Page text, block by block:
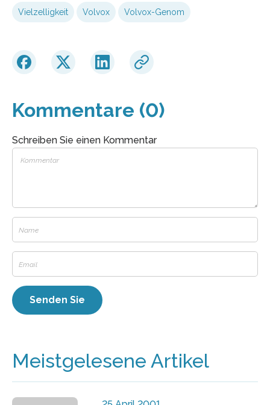
Vielzelligkeit Volvox Volvox-Genom
Kommentare (0)
Schreiben Sie einen Kommentar
Meistgelesene Artikel